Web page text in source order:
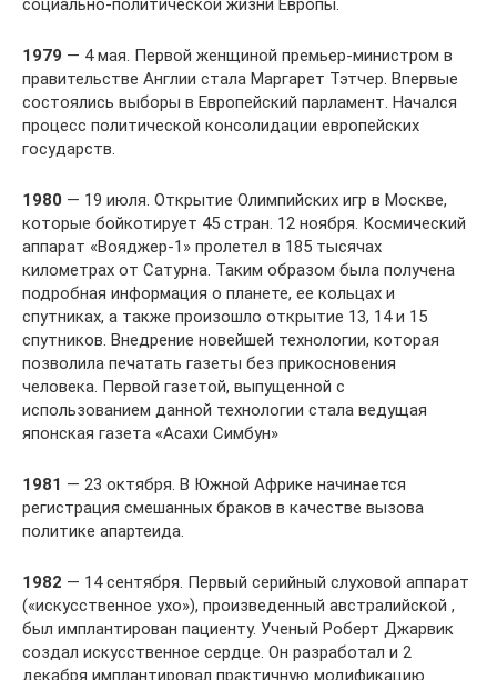
социально-политической жизни Европы.
1979 — 4 мая. Первой женщиной премьер-министром в
правительстве Англии стала Маргарет Тэтчер. Впервые
состоялись выборы в Европейский парламент. Начался
процесс политической консолидации европейских
государств.
1980 — 19 июля. Открытие Олимпийских игр в Москве,
которые бойкотирует 45 стран. 12 ноября. Космический
аппарат «Вояджер-1» пролетел в 185 тысячах
километрах от Сатурна. Таким образом была получена
подробная информация о планете, ее кольцах и
спутниках, а также произошло открытие 13, 14 и 15
спутников. Внедрение новейшей технологии, которая
позволила печатать газеты без прикосновения
человека. Первой газетой, выпущенной с
использованием данной технологии стала ведущая
японская газета «Асахи Симбун»
1981 — 23 октября. В Южной Африке начинается
регистрация смешанных браков в качестве вызова
политике апартеида.
1982 — 14 сентября. Первый серийный слуховой аппарат
(«искусственное ухо»), произведенный австралийской ,
был имплантирован пациенту. Ученый Роберт Джарвик
создал искусственное сердце. Он разработал и 2
декабря имплантировал практичную модификацию